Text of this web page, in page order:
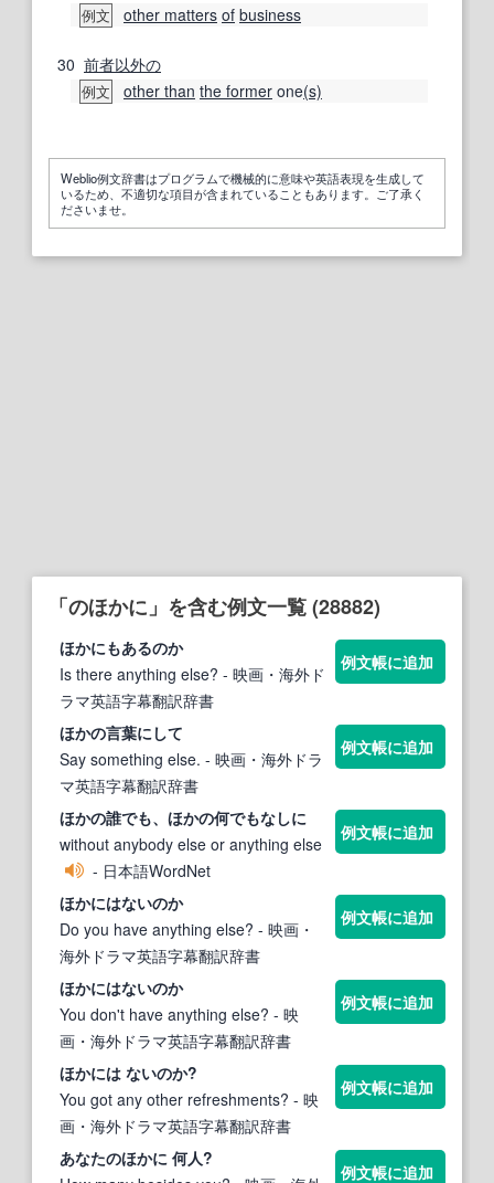
例文 other matters of business
30 前者以外の
例文 other than the former one(s)
Weblio例文辞書はプログラムで機械的に意味や英語表現を生成して
いるため、不適切な項目が含まれていることもあります。ご了承く
ださいませ。
「のほかに」を含む例文一覧 (28882)
ほかにもあるのか
Is there anything else? - 映画・海外ド
ラマ英語字幕翻訳辞書
例文帳に追加
ほかの言葉にして
Say something else. - 映画・海外ドラ
マ英語字幕翻訳辞書
例文帳に追加
ほかの誰でも、 ほかの何でもなしに
without anybody else or anything else
- 日本語WordNet
例文帳に追加
ほかにはないのか
Do you have anything else? - 映画・
海外ドラマ英語字幕翻訳辞書
例文帳に追加
ほかにはないのか
You don't have anything else? - 映
画・海外ドラマ英語字幕翻訳辞書
例文帳に追加
ほかには ないのか?
You got any other refreshments? - 映
画・海外ドラマ英語字幕翻訳辞書
例文帳に追加
あなたのほかに 何人?
例文帳に追加